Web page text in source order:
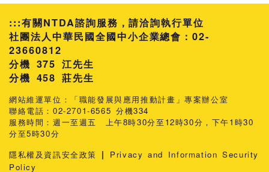
:::有關NTDA諮詢服務，請洽詢執行單位
社團法人中華民國全國中小企業總會：02-
23660812
分機 375 江先生
458 莊先生
網站維運單位：「職能發展與應用推動計畫」專案辦公室
聯絡電話：02-2701-6565 分機334
服務時間：週一至週五 上午8時30分至12時30分，下午1時30
分至5時30分
隱私權及資訊安全政策 |
Privacy and Information Security
Policy